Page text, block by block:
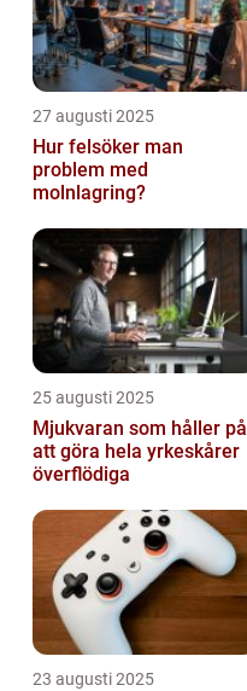
27 augusti 2025
Hur felsöker man
problem med
molnlagring?
25 augusti 2025
Mjukvaran som håller på
att göra hela yrkeskårer
överflödiga
23 augusti 2025